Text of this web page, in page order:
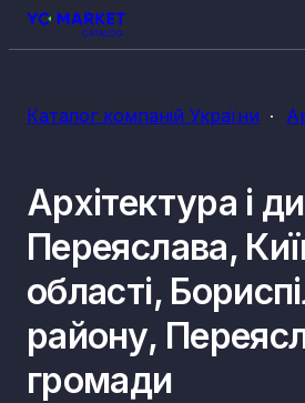
Каталог компаній України
Архітектура і
Переяслава,
області,
району,
громади
КВЕДи архітектури і